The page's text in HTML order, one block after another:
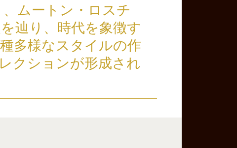
ムートン・ロスチ
辿り、時代を象徴す
多様なスタイルの作
クションが形成され